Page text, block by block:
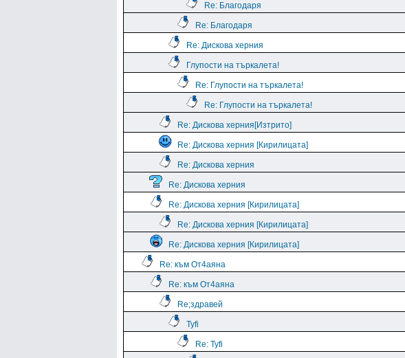
Re: Благодаря
Re: Благодаря
Re: Дискова херния
Глупости на търкалета!
Re: Глупости на търкалета!
Re: Глупости на търкалета!
Re: Дискова херния[Изтрито]
Re: Дискова херния [Кирилицата]
Re: Дискова херния
Re: Дискова херния
Re: Дискова херния [Кирилицата]
Re: Дискова херния [Кирилицата]
Re: Дискова херния [Кирилицата]
Re: към От4аяна
Re: към От4аяна
Rе;здравей
Tyfi
Re: Tyfi